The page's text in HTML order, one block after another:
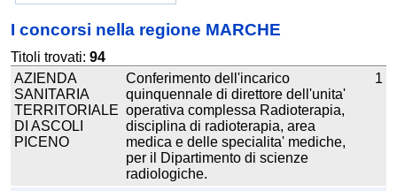
I concorsi nella regione MARCHE
Titoli trovati: 94
AZIENDA
SANITARIA
TERRITORIALE
DI ASCOLI
PICENO
Conferimento dell'incarico
quinquennale di direttore dell'unita'
operativa complessa Radioterapia,
disciplina di radioterapia, area
medica e delle specialita' mediche,
per il Dipartimento di scienze
radiologiche.
1